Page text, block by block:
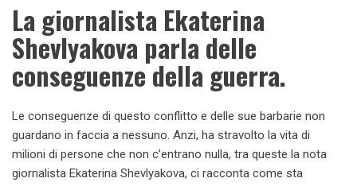
La giornalista Ekaterina
Shevlyakova parla delle
conseguenze della guerra.
Le conseguenze di questo conflitto e delle sue barbarie non
guardano in faccia a nessuno. Anzi, ha stravolto la vita di
milioni di persone che non c’entrano nulla, tra queste la nota
giornalista Ekaterina Shevlyakova, ci racconta come sta